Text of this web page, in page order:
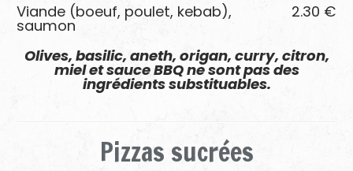
Viande (boeuf, poulet, kebab),
saumon
2.30 €
Olives, basilic, aneth, origan, curry, citron,
miel et sauce BBQ ne sont pas des
ingrédients substituables.
Pizzas sucrées